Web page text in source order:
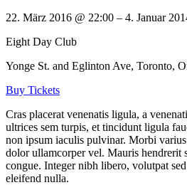
22. März 2016 @ 22:00 – 4. Januar
Eight Day Club
Yonge St. and Eglinton Ave, Toronto,
Buy Tickets
Cras placerat venenatis ligula, a
ultrices sem turpis, et tincidunt ligula
non ipsum iaculis pulvinar. Morbi
dolor ullamcorper vel. Mauris hendrerit
congue. Integer nibh libero, volutpat
eleifend nulla.